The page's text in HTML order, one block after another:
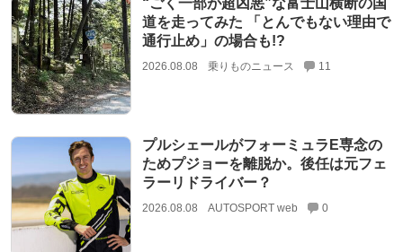
道を走ってみた 「とんでもない理由で
通行止め」の場合も!?
2026.08.08 乗りものニュース 11
プルシェールがフォーミュラE専念の
ためプジョーを離脱か。後任は元フェ
ラーリドライバー？
2026.08.08 AUTOSPORT web 0